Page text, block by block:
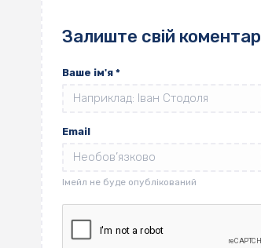
Залиште свій коментар
Ваше ім'я *
Email